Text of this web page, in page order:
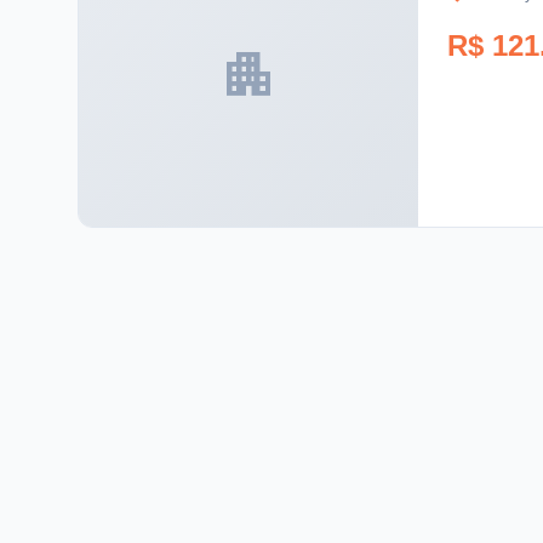
apartment R$